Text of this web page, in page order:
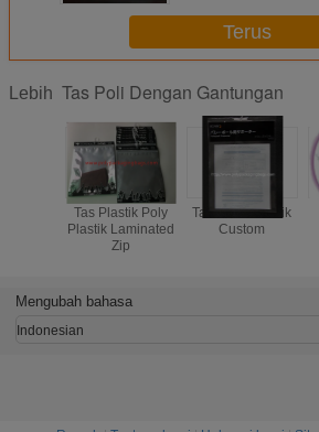
Terus
Lebih Tas Poli Dengan Gantungan
Tas Plastik Poly
Plastik Laminated
Zip
Tas Hook Plastik
Custom
Mengubah bahasa
Indonesian